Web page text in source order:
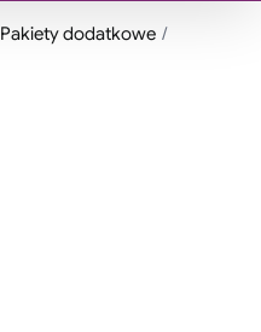
Pakiety dodatkowe